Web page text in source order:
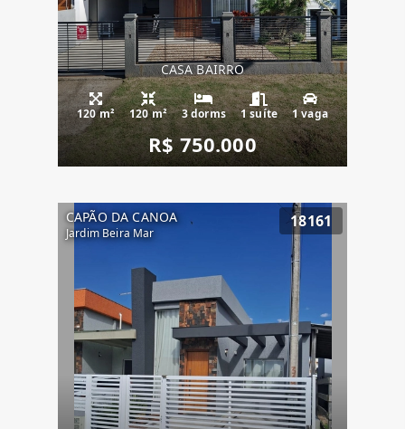
CASA BAIRRO
120 m² 120 m² 3 dorms 1 suíte 1 vaga
R$ 750.000
CAPÃO DA CANOA
Jardim Beira Mar
18161